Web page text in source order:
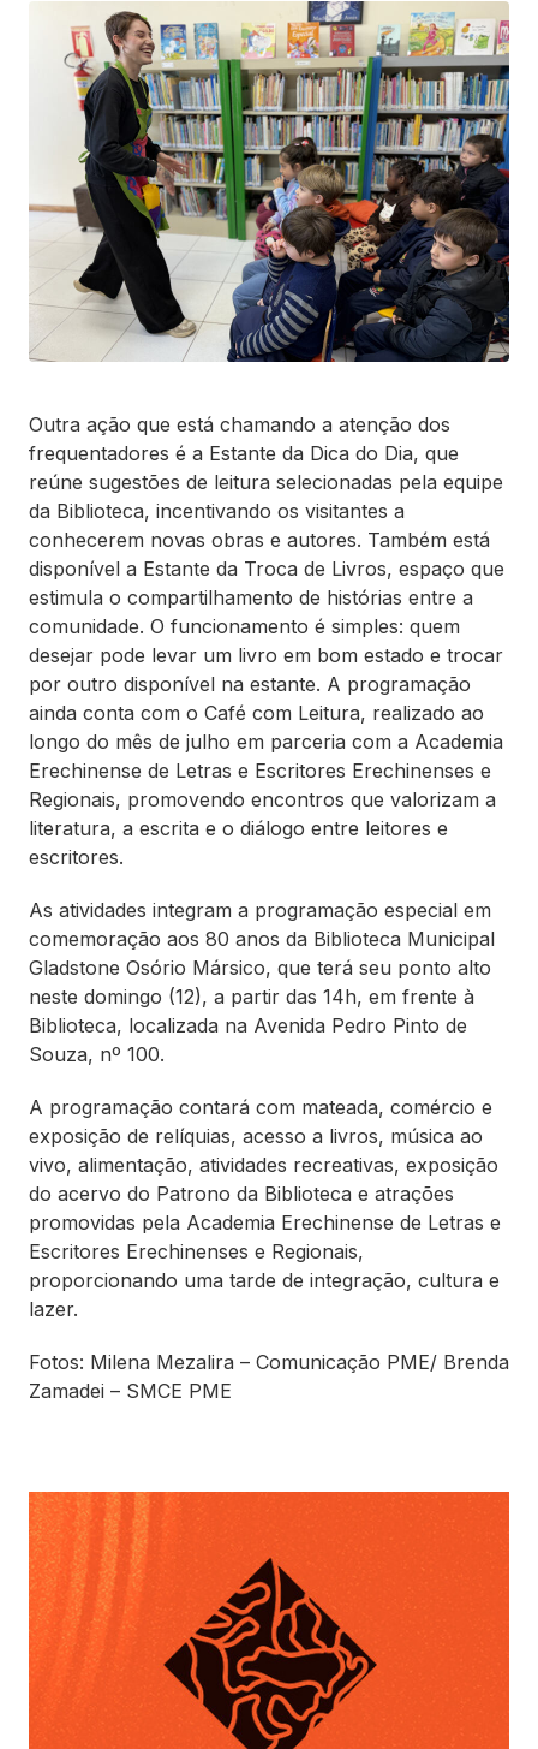
Outra ação que está chamando a atenção dos
frequentadores é a Estante da Dica do Dia, que
reúne sugestões de leitura selecionadas pela equipe
da Biblioteca, incentivando os visitantes a
conhecerem novas obras e autores. Também está
disponível a Estante da Troca de Livros, espaço que
estimula o compartilhamento de histórias entre a
comunidade. O funcionamento é simples: quem
desejar pode levar um livro em bom estado e trocar
por outro disponível na estante. A programação
ainda conta com o Café com Leitura, realizado ao
longo do mês de julho em parceria com a Academia
Erechinense de Letras e Escritores Erechinenses e
Regionais, promovendo encontros que valorizam a
literatura, a escrita e o diálogo entre leitores e
escritores.
As atividades integram a programação especial em
comemoração aos 80 anos da Biblioteca Municipal
Gladstone Osório Mársico, que terá seu ponto alto
neste domingo (12), a partir das 14h, em frente à
Biblioteca, localizada na Avenida Pedro Pinto de
Souza, nº 100.
A programação contará com mateada, comércio e
exposição de relíquias, acesso a livros, música ao
vivo, alimentação, atividades recreativas, exposição
do acervo do Patrono da Biblioteca e atrações
promovidas pela Academia Erechinense de Letras e
Escritores Erechinenses e Regionais,
proporcionando uma tarde de integração, cultura e
lazer.
Fotos: Milena Mezalira – Comunicação PME/ Brenda
Zamadei – SMCE PME